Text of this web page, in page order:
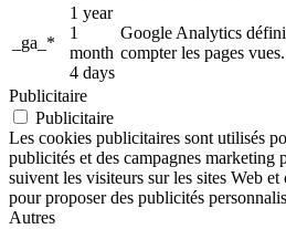
_ga_*
1 year
1
month
4 days
Google Analytics
compter les pages vues.
Publicitaire
Publicitaire
Les cookies publicitaires sont utilisés
publicités et des campagnes marketing
suivent les visiteurs sur les sites Web
pour proposer des publicités
Autres